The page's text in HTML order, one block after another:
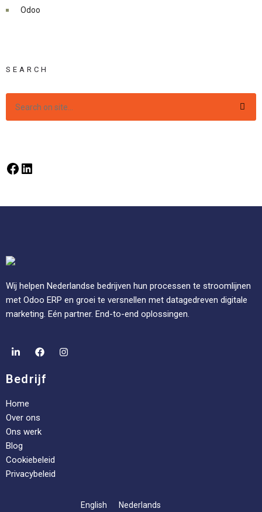
Odoo
SEARCH
Wij helpen Nederlandse bedrijven hun processen te stroomlijnen
met Odoo ERP en groei te versnellen met datagedreven digitale
marketing. Eén partner. End-to-end oplossingen.
Bedrijf
Home
Over ons
Ons werk
Blog
Cookiebeleid
Privacybeleid
English Nederlands